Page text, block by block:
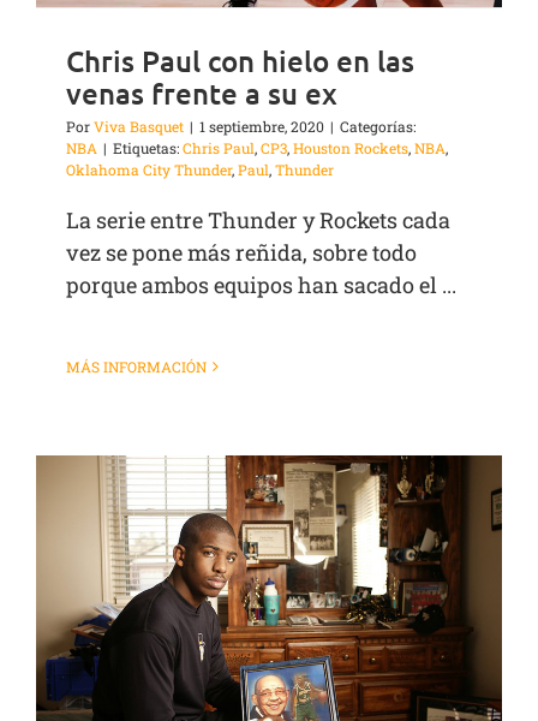
Chris Paul con hielo en las
venas frente a su ex
PorViva Basquet | 1 septiembre, 2020 | Categorías:
NBA | Etiquetas:Chris Paul,CP3,Houston Rockets,NBA,
Oklahoma City Thunder,Paul,Thunder
La serie entre Thunder y Rockets cada
vez se pone más reñida, sobre todo
porque ambos equipos han sacado el ...
MÁS INFORMACIÓN